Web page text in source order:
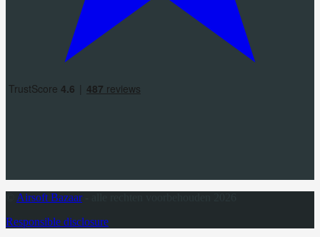
Airsoft Bazaar- alle rechten voorbehouden 2026
Responsible disclosure